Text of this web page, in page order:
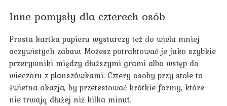
Inne pomysły dla czterech osób
Prosta kartka papieru wystarczy też do wielu mniej
oczywistych zabaw. Możesz potraktować je jako szybkie
przerywniki między dłuższymi grami albo wstęp do
wieczoru z planszówkami. Cztery osoby przy stole to
świetna okazja, by przetestować krótkie formy, które
nie trwają dłużej niż kilka minut.